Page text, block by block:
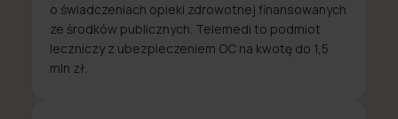
o świadczeniach opieki zdrowotnej finansowanych
ze środków publicznych. Telemedi to podmiot
leczniczy z ubezpieczeniem OC na kwotę do 1,5
mln zł.